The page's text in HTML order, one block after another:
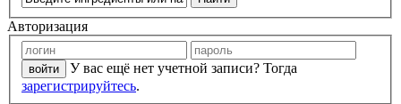
Авторизация
У вас ещё нет учетной записи? Тогда
зарегистрируйтесь.